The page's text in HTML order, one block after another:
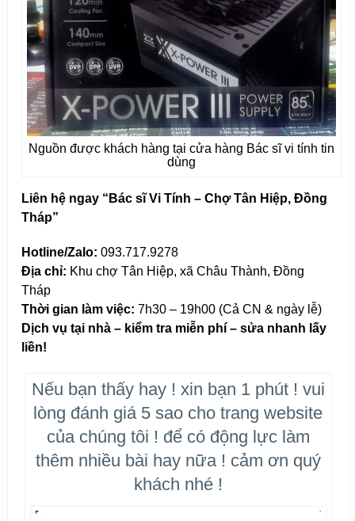
Nguồn được khách hàng tại cửa hàng Bác sĩ vi tính tin
dùng
Liên hệ ngay “Bác sĩ Vi Tính – Chợ Tân Hiệp, Đồng
Tháp”
Hotline/Zalo: 093.717.9278
Địa chỉ: Khu chợ Tân Hiệp, xã Châu Thành, Đồng
Tháp
Thời gian làm việc: 7h30 – 19h00 (Cả CN & ngày lễ)
Dịch vụ tại nhà – kiểm tra miễn phí – sửa nhanh lấy
liền!
Nếu bạn thấy hay ! xin bạn 1 phút ! vui
lòng đánh giá 5 sao cho trang website
của chúng tôi ! để có động lực làm
thêm nhiều bài hay nữa ! cảm ơn quý
khách nhé !